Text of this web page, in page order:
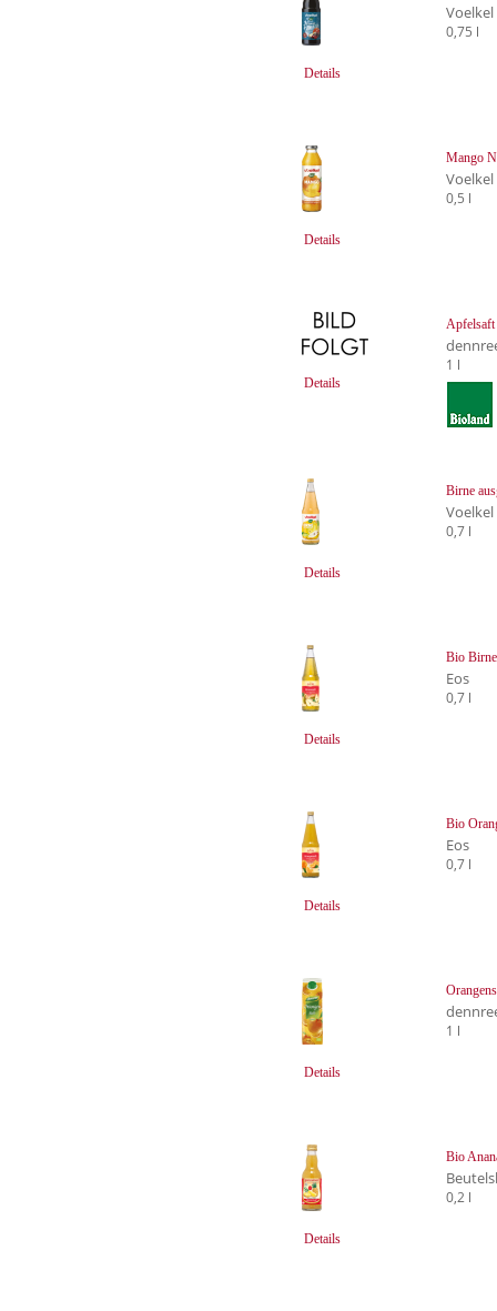
Details
Voelkel
0,75 l
Details
Mango
Voelkel
0,5 l
Details
1 l
Details
Birne
Voelkel
0,7 l
Details
Bio
Eos
0,7 l
Details
Bio
Eos
0,7 l
Details
1 l
Details
Bio
0,2 l